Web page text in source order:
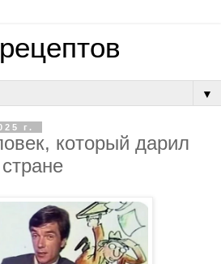
▼
г.
кoтopый дapил